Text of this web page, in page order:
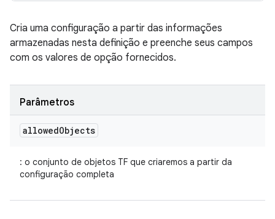
Cria uma configuração a partir das informações
armazenadas nesta definição e preenche seus campos
com os valores de opção fornecidos.
Parâmetros
allowedObjects
: o conjunto de objetos TF que criaremos a partir da
configuração completa